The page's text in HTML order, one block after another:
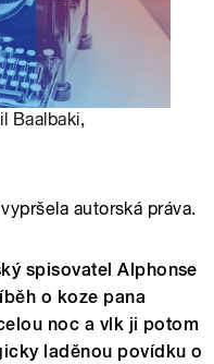
Baalbaki,
autorská práva.
spisovatel Alphonse
o koze pana
noc a vlk ji potom
laděnou povídku o